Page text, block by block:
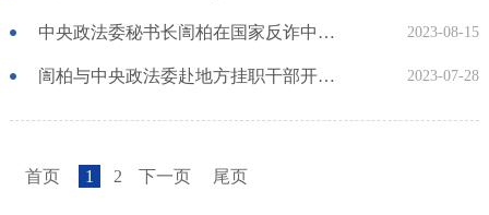
中央政法委秘书长訚柏在国家反诈中心调研时强调：掌握主动权，打赢攻坚战 夺取电信网络诈骗犯罪打击治理新胜利 2023-08-15
訚柏与中央政法委赴地方挂职干部开展行前谈话 2023-07-28
首页 1 2 下一页 尾页